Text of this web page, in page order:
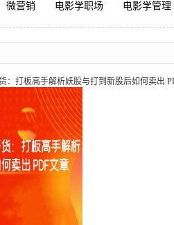
微营销 电影学职场 电影学管理
：打板高手解析妖股与打到新股后如何卖出